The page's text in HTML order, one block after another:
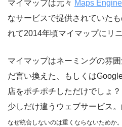
マイマップは元々 Maps
なサービスで提供されていた
れて2014年頃マイマップにリ
マイマップはネーミングの雰
だ言い換えた、もしくは
店をポチポチしただけでしょ
少しだけ違うウェブサービス。
なぜ統合しないのは重くならないためか。